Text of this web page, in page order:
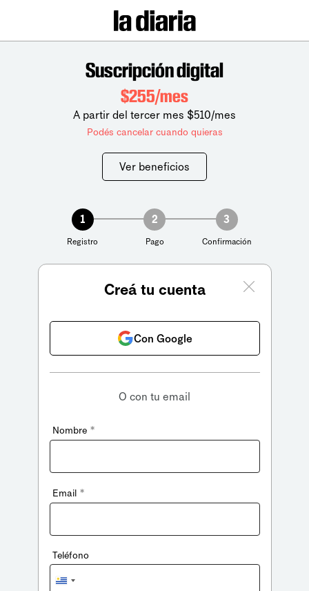
Suscripción digital
$255/mes
A partir del tercer mes $510/mes
Podés cancelar cuando quieras
Ver beneficios
1
Registro
2
Pago
3
Confirmación
Creá tu cuenta
Con Google
O con tu email
Nombre *
Email *
Teléfono
Uruguay